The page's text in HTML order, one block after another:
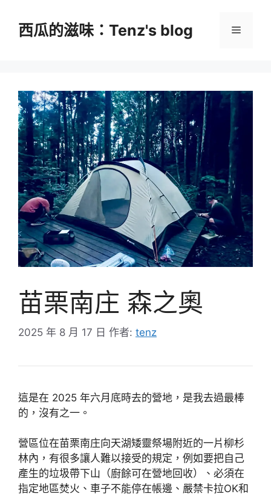
西瓜的滋味：Tenz's blog 選
苗栗南庄 森之奧
2025 年 8 月 17 日 作者: tenz
這是在 2025 年六月底時去的營地，是我去過最棒
的，沒有之一。
營區位在苗栗南庄向天湖矮靈祭場附近的一片柳杉
林內，有很多讓人難以接受的規定，例如要把自己
產生的垃圾帶下山（廚餘可在營地回收）、必須在
指定地區焚火、車子不能停在帳邊、嚴禁卡拉OK和